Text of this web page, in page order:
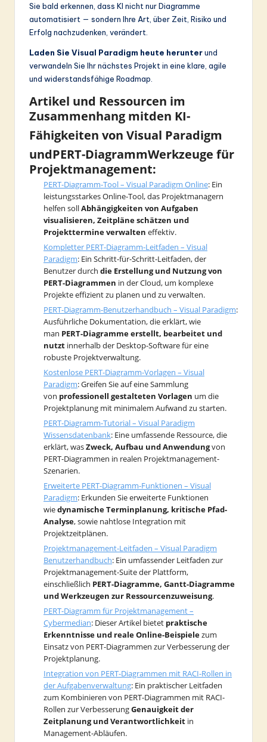
Sie bald erkennen, dass KI nicht nur Diagramme
automatisiert — sondern Ihre Art, über Zeit, Risiko und
Erfolg nachzudenken, verändert.
Laden Sie Visual Paradigm heute herunterund
verwandeln Sie Ihr nächstes Projekt in eine klare, agile
und widerstandsfähige Roadmap.
Artikel und Ressourcen im
Zusammenhang mitden KI-
Fähigkeiten von Visual Paradigm
undPERT-DiagrammWerkzeuge für
Projektmanagement:
PERT-Diagramm-Tool – Visual Paradigm Online: Ein
leistungsstarkes Online-Tool, das Projektmanagern
helfen sollAbhängigkeiten von Aufgaben
visualisieren, Zeitpläne schätzen und
Projekttermine verwalten effektiv.
Kompletter PERT-Diagramm-Leitfaden – Visual
Paradigm: Ein Schritt-für-Schritt-Leitfaden, der
Benutzer durch die Erstellung und Nutzung von
PERT-Diagrammen in der Cloud, um komplexe
Projekte effizient zu planen und zu verwalten.
PERT-Diagramm-Benutzerhandbuch – Visual Paradigm:
Ausführliche Dokumentation, die erklärt, wie
man PERT-Diagramme erstellt, bearbeitet und
nutzt innerhalb der Desktop-Software für eine
robuste Projektverwaltung.
Kostenlose PERT-Diagramm-Vorlagen – Visual
Paradigm: Greifen Sie auf eine Sammlung
von professionell gestalteten Vorlagen um die
Projektplanung mit minimalem Aufwand zu starten.
PERT-Diagramm-Tutorial – Visual Paradigm
Wissensdatenbank: Eine umfassende Ressource, die
erklärt, wasZweck, Aufbau und Anwendungvon
PERT-Diagrammen in realen Projektmanagement-
Szenarien.
Erweiterte PERT-Diagramm-Funktionen – Visual
Paradigm: Erkunden Sie erweiterte Funktionen
wiedynamische Terminplanung, kritische Pfad-
Analyse, sowie nahtlose Integration mit
Projektzeitplänen.
Projektmanagement-Leitfaden – Visual Paradigm
Benutzerhandbuch: Ein umfassender Leitfaden zur
Projektmanagement-Suite der Plattform,
einschließlich PERT-Diagramme, Gantt-Diagramme
und Werkzeugen zur Ressourcenzuweisung.
PERT-Diagramm für Projektmanagement –
Cybermedian: Dieser Artikel bietet praktische
Erkenntnisse und reale Online-Beispielezum
Einsatz von PERT-Diagrammen zur Verbesserung der
Projektplanung.
Integration von PERT-Diagrammen mit RACI-Rollen in
der Aufgabenverwaltung: Ein praktischer Leitfaden
zum Kombinieren von PERT-Diagrammen mit RACI-
Rollen zur VerbesserungGenauigkeit der
Zeitplanung und Verantwortlichkeit in
Management-Abläufen.